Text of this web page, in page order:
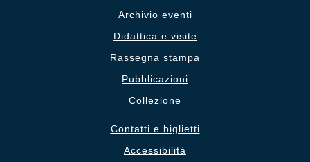
Archivio eventi
Didattica e visite
Rassegna stampa
Pubblicazioni
Collezione
Contatti e biglietti
Accessibilità